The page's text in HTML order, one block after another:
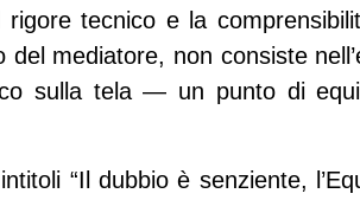
tecnico e la
mediatore, non consiste
sulla tela — un punto di
“Il dubbio è senziente,